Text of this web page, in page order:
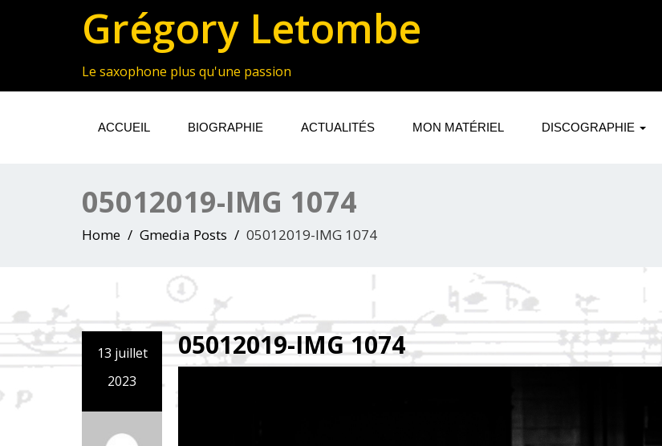
Grégory Letombe
Le saxophone plus qu'une passion
ACCUEIL BIOGRAPHIE ACTUALITÉS MON MATÉRIEL DISCOGRAPHIE
05012019-IMG 1074
Home Gmedia Posts 05012019-IMG 1074
13 juillet
2023
05012019-IMG 1074